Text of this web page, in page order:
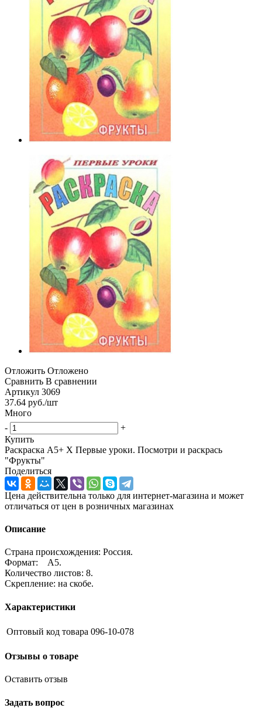
Отложить Отложено
Сравнить В сравнении
Артикул 3069
37.64 руб./шт
Много
-
+
Купить
Раскраска А5+ Х Первые уроки. Посмотри и раскрась
"Фрукты"
Поделиться
Цена действительна только для интернет-магазина и может
отличаться от цен в розничных магазинах
Описание
Страна происхождения: Россия.
Формат: А5.
Количество листов: 8.
Скрепление: на скобе.
Характеристики
Оптовый код товара 096-10-078
Отзывы о товаре
Оставить отзыв
Задать вопрос